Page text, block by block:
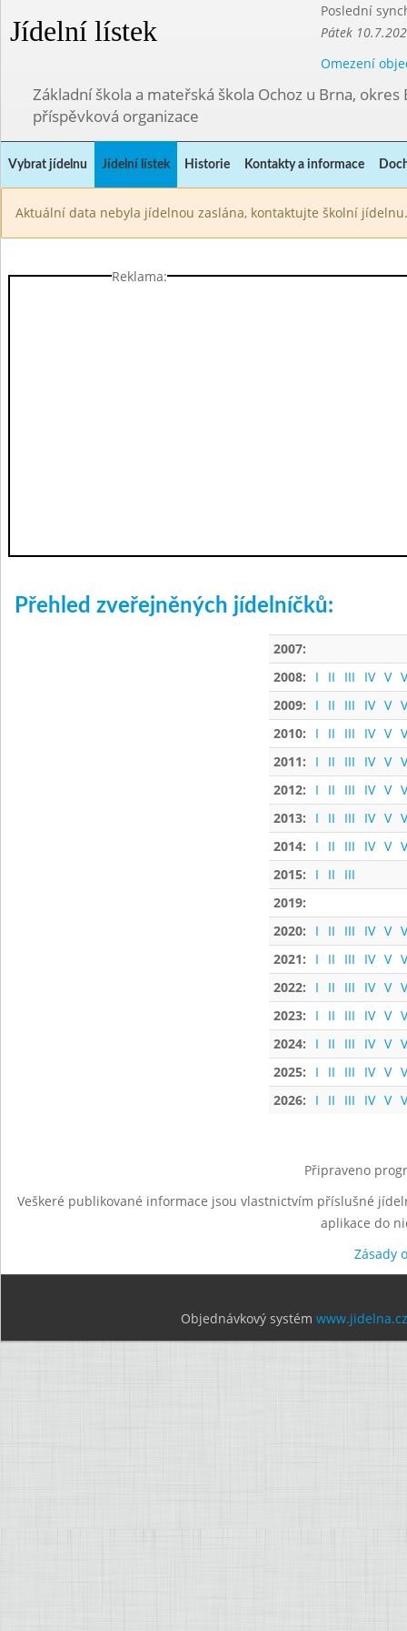
Jídelní lístek
Poslední
Pátek
Omezení
Základní škola a mateřská škola Ochoz u Brna,
příspěvková organizace
Vybrat jídelnu Jídelní lístek Historie Kontakty a informace
Aktuální data nebyla jídelnou zaslána, kontaktujte školní jídelnu.
Reklama:
Přehled zveřejněných jídelníčků:
2007:
2008:
I II III IV V
2009:
I II III IV V
2010:
I II III IV V
2011:
I II III IV V
2012:
I II III IV V
2013:
I II III IV V
2014:
I II III IV V
2015:
I II
III
2019:
2020:
I II III IV V
2021:
I II III IV V
2022:
I II III IV V
2023:
I II III IV V
2024:
I II III IV V
2025:
I II III IV V
2026:
I II III IV V
Připraveno
Veškeré publikované informace jsou vlastnictvím příslušné
aplikace do
Zásady
Objednávkový systém www.jidelna.cz